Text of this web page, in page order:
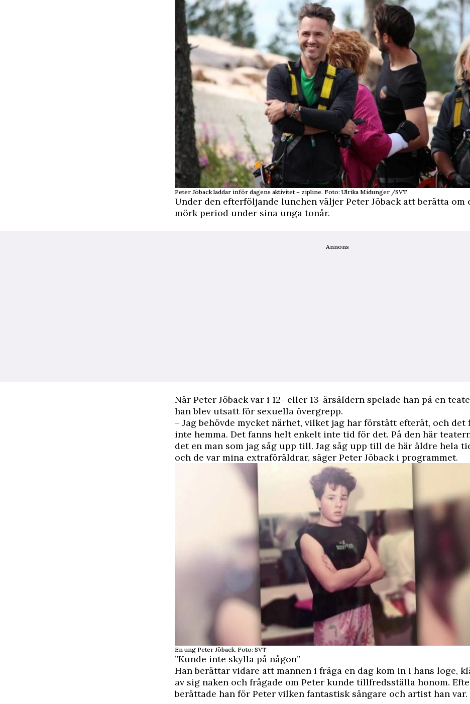
Peter Jöback laddar inför dagens aktivitet – zipline. Foto: Ulrika Midunger /SVT
Under den efterföljande lunchen väljer Peter Jöback att berätta om
mörk period under sina unga tonår.
Annons
När Peter Jöback var i 12- eller 13-årsåldern spelade han på en
han blev utsatt för sexuella övergrepp.
– Jag behövde mycket närhet, vilket jag har förstått efteråt, och det
inte hemma. Det fanns helt enkelt inte tid för det. På den här
det en man som jag såg upp till. Jag såg upp till de här äldre hela
och de var mina extraföräldrar, säger Peter Jöback i programmet.
En ung Peter Jöback. Foto: SVT
”Kunde inte skylla på någon”
Han berättar vidare att mannen i fråga en dag kom in i hans loge,
av sig naken och frågade om Peter kunde tillfredsställa honom.
berättade han för Peter vilken fantastisk sångare och artist han var.